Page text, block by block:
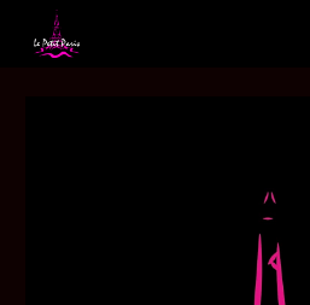
Skip to main content